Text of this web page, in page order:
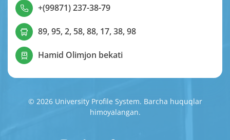
+(99871) 237-38-79
89, 95, 2, 58, 88, 17, 38, 98
Hamid Olimjon bekati
© 2026 University Profile System. Barcha huquqlar
himoyalangan.